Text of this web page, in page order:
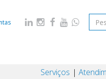
Serviços